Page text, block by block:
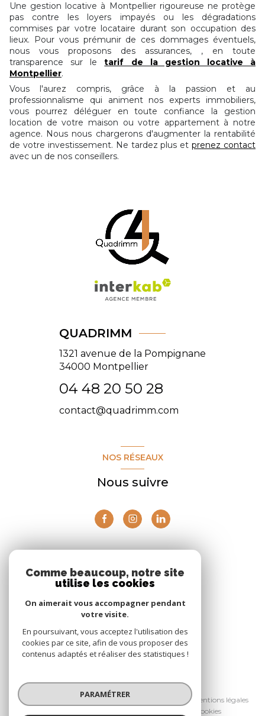
Une gestion locative à Montpellier rigoureuse ne protège
pas contre les loyers impayés ou les dégradations
commises par votre locataire durant son occupation des
lieux. Pour vous prémunir de ces dommages éventuels,
nous vous proposons des assurances, , en toute
transparence sur letarif de la gestion locative à
Montpellier.
Vous l'aurez compris, grâce à la passion et au
professionnalisme qui animent nos experts immobiliers,
vous pourrez déléguer en toute confiance la gestion
location de votre maison ou votre appartement à notre
agence. Nous nous chargerons d'augmenter la rentabilité
de votre investissement. Ne tardez plus etprenez contact
avec un de nos conseillers.
QUADRIMM
1321 avenue de la Pompignane
34000 Montpellier
04 48 20 50 28
contact@quadrimm.com
NOS RÉSEAUX
Nous suivre
Nous adhérons
© 2026 | Tous droits réservés
Nos partenaires
Nos honoraires
Mentions légales
Cookies
Comme beaucoup, notre site
utilise les cookies
On aimerait vous accompagner pendant
votre visite.
En poursuivant, vous acceptez l'utilisation des
cookies par ce site, afin de vous proposer des
contenus adaptés et réaliser des statistiques !
PARAMÉTRER